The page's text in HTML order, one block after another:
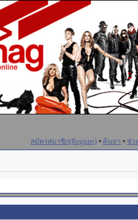
สมัครสมาชิก(Register) • ค้นหา • ช่ว